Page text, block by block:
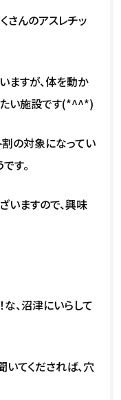
さんのアスレチッ
ますが、体を動か
たい施設です(*^^*)
の対象になってい
す。
いますので、興味
な、沼津にいらして
いてくだされば、穴